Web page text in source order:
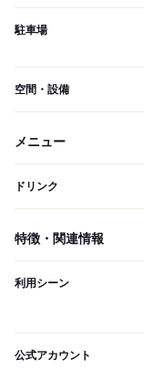
駐車場
空間・設備
メニュー
ドリンク
特徴・関連情報
利用シーン
公式アカウント